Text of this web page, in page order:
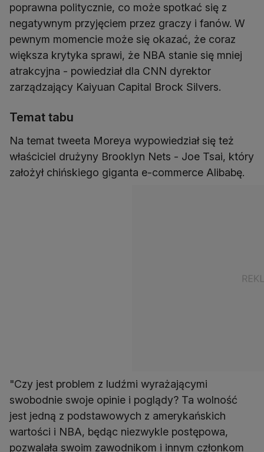
poprawna politycznie, co może spotkać się z
negatywnym przyjęciem przez graczy i fanów. W
pewnym momencie może się okazać, że coraz
większa krytyka sprawi, że NBA stanie się mniej
atrakcyjna - powiedział dla CNN dyrektor
zarządzający Kaiyuan Capital Brock Silvers.
Temat tabu
Na temat tweeta Moreya wypowiedział się też
właściciel drużyny Brooklyn Nets - Joe Tsai, który
założył chińskiego giganta e-commerce Alibabę.
"Czy jest problem z ludźmi wyrażającymi
swobodnie swoje opinie i poglądy? Ta wolność
jest jedną z podstawowych z amerykańskich
wartości i NBA, będąc niezwykle postępowa,
pozwalała swoim zawodnikom i innym członkom